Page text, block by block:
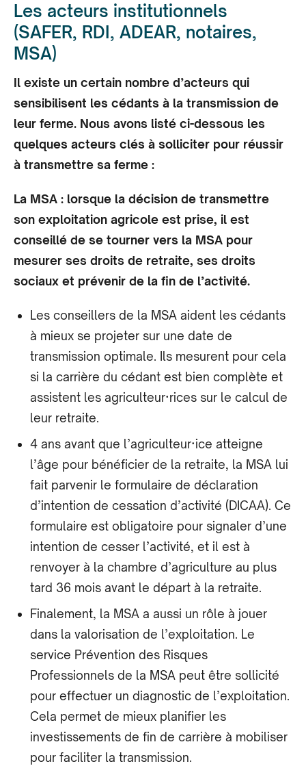
Les acteurs institutionnels
(SAFER, RDI, ADEAR, notaires,
MSA)
Il existe un certain nombre d’acteurs qui
sensibilisent les cédants à la transmission de
leur ferme. Nous avons listé ci-dessous les
quelques acteurs clés à solliciter pour réussir
à transmettre sa ferme :
La MSA : lorsque la décision de transmettre
son exploitation agricole est prise, il est
conseillé de se tourner vers la MSA pour
mesurer ses droits de retraite, ses droits
sociaux et prévenir de la fin de l’activité.
Les conseillers de la MSA aident les cédants
à mieux se projeter sur une date de
transmission optimale. Ils mesurent pour cela
si la carrière du cédant est bien complète et
assistent les agriculteur·rices sur le calcul de
leur retraite.
4 ans avant que l’agriculteur·ice atteigne
l’âge pour bénéficier de la retraite, la MSA lui
fait parvenir le formulaire de déclaration
d’intention de cessation d’activité (DICAA). Ce
formulaire est obligatoire pour signaler d’une
intention de cesser l’activité, et il est à
renvoyer à la chambre d’agriculture au plus
tard 36 mois avant le départ à la retraite.
Finalement, la MSA a aussi un rôle à jouer
dans la valorisation de l’exploitation. Le
service Prévention des Risques
Professionnels de la MSA peut être sollicité
pour effectuer un diagnostic de l’exploitation.
Cela permet de mieux planifier les
investissements de fin de carrière à mobiliser
pour faciliter la transmission.